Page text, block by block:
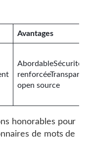
Avantages
AbordableSécurité
open source
honorables pour
de mots de